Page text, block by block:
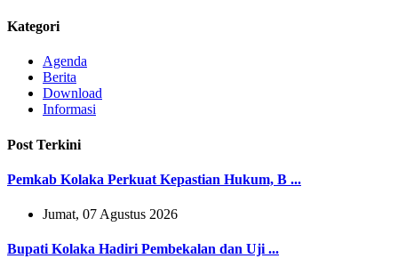
Kategori
Agenda
Berita
Download
Informasi
Post Terkini
Pemkab Kolaka Perkuat Kepastian Hukum, B ...
Jumat, 07 Agustus 2026
Bupati Kolaka Hadiri Pembekalan dan Uji ...